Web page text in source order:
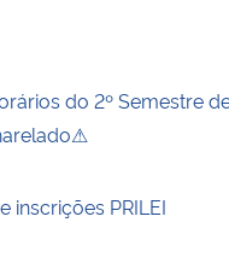
do 2º Semestre
inscrições PRILEI